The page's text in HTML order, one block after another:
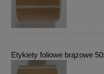
Etykiety foliowe brązowe